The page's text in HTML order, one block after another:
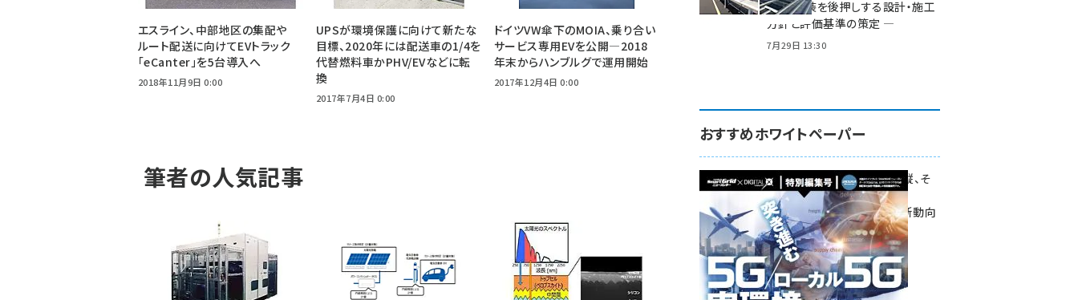
エスライン、中部地区の集配や
ルート配送に向けてEVトラック
「eCanter」を5台導入へ
2018年11月9日 0:00
UPSが環境保護に向けて新たな
目標、2020年には配送車の1/4を
代替燃料車かPHV/EVなどに転
換
2017年7月4日 0:00
ドイツVW傘下のMOIA、乗り合い
サービス専用EVを公開―2018
年末からハンブルグで運用開始
2017年12月4日 0:00
筆者の人気記事
ン ― 実装を後押しする設計・施工
方針と評価基準の策定 ―
7月29日 13:30
おすすめホワイトペーパー
環境対策、建機の遠隔操縦、そ
して医療。
次世代通信規格「5G」最新動向
をこの1冊で学ぶ
SmartGrid ニューズレター ×
DIGITAL X 特別編集号 2022
Summer